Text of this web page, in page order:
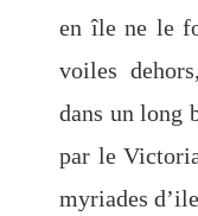
en île ne le
voiles
dans un long
par le
myriades